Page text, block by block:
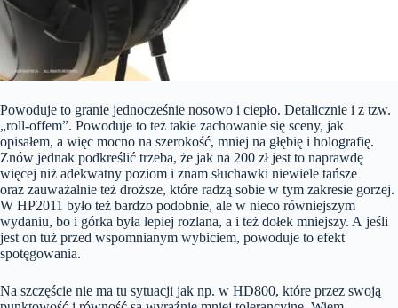
Powoduje to granie jednocześnie nosowo i ciepło. Detalicznie i z tzw.
„roll-offem”. Powoduje to też takie zachowanie się sceny, jak
opisałem, a więc mocno na szerokość, mniej na głębię i holografię.
Znów jednak podkreślić trzeba, że jak na 200 zł jest to naprawdę
więcej niż adekwatny poziom i znam słuchawki niewiele tańsze
oraz zauważalnie też droższe, które radzą sobie w tym zakresie gorzej.
W HP2011 było też bardzo podobnie, ale w nieco równiejszym
wydaniu, bo i górka była lepiej rozlana, a i też dołek mniejszy. A jeśli
jest on tuż przed wspomnianym wybiciem, powoduje to efekt
spotęgowania.
Na szczęście nie ma tu sytuacji jak np. w HD800, które przez swoją